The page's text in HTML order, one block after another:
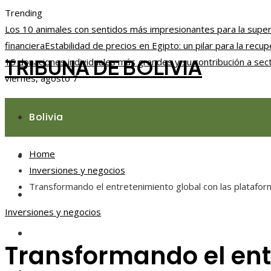
Trending
Los 10 animales con sentidos más impresionantes para la
financieraEstabilidad de precios en Egipto: un pilar para la
15 donaciones individuales más grandes y su contribución a
viernes, agosto 7
TRIBUNA DE BOLIVIA
Bolivia
Responsabilidad social
Ciencia y tecnología
Home
Inversiones y negocios
Transformando el entretenimiento global con las
Inversiones y negocios
Transformando el